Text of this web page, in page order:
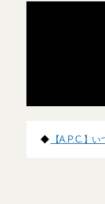
◆ 【A.P.C.】